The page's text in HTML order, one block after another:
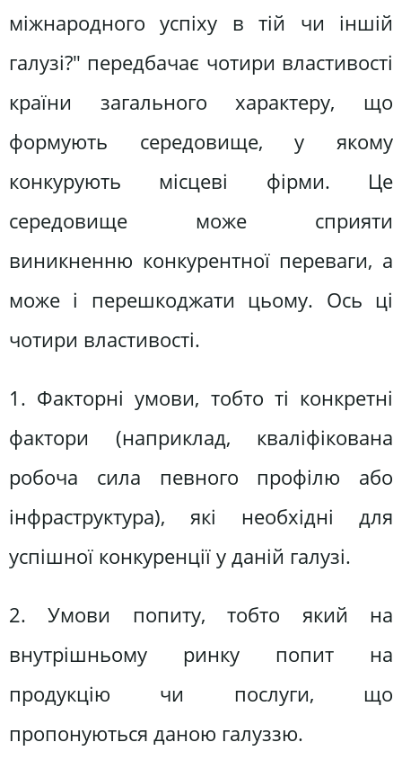
міжнародного успіху в тій чи іншій
галузі?" передбачає чотири властивості
країни загального характеру, що
формують середовище, у якому
конкурують місцеві фірми. Це
середовище може сприяти
виникненню конкурентної переваги, а
може і перешкоджати цьому. Ось ці
чотири властивості.
1. Факторні умови, тобто ті конкретні
фактори (наприклад, кваліфікована
робоча сила певного профілю або
інфраструктура), які необхідні для
успішної конкуренції у даній галузі.
2. Умови попиту, тобто який на
внутрішньому ринку попит на
продукцію чи послуги, що
пропонуються даною галуззю.